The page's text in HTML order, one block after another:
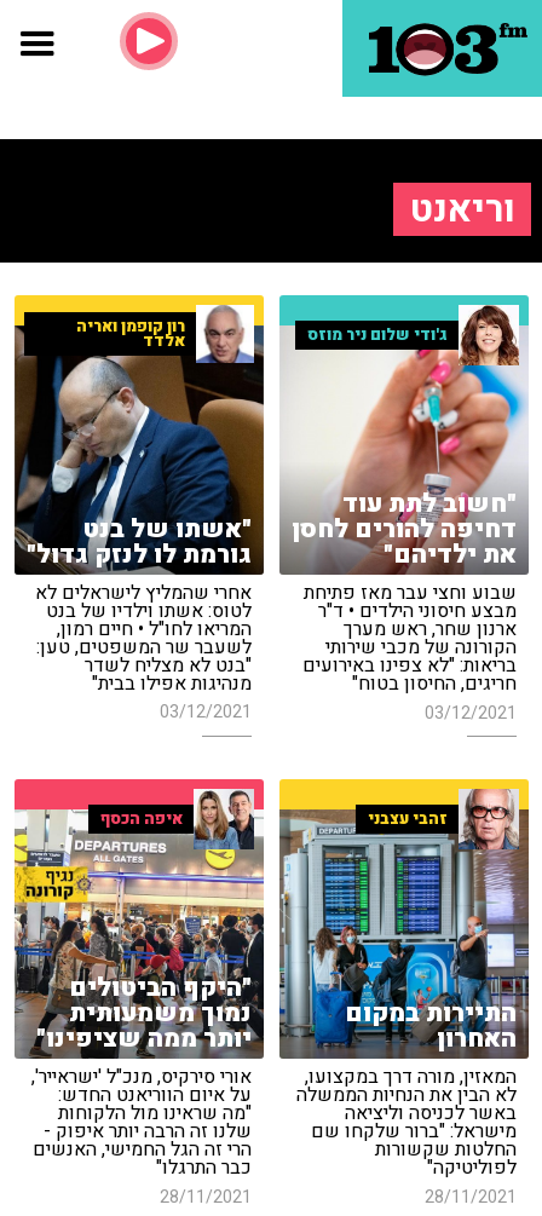
וריאנט
ג'ודי שלום ניר מוזס
"חשוב לתת עוד
דחיפה להורים לחסן
את ילדיהם"
שבוע וחצי עבר מאז פתיחת
מבצע חיסוני הילדים • ד"ר
ארנון שחר, ראש מערך
הקורונה של מכבי שירותי
בריאות: "לא צפינו באירועים
חריגים, החיסון בטוח"
03/12/2021
רון קופמן ואריה
אלדד
"אשתו של בנט
גורמת לו לנזק גדול"
אחרי שהמליץ לישראלים לא
לטוס: אשתו וילדיו של בנט
המריאו לחו"ל • חיים רמון,
לשעבר שר המשפטים, טען:
"בנט לא מצליח לשדר
מנהיגות אפילו בבית"
03/12/2021
איפה הכסף
"היקף הביטולים
נמוך משמעותית
יותר ממה שציפינו"
אורי סירקיס, מנכ"ל 'ישראייר',
על איום הווריאנט החדש:
"מה שראינו מול הלקוחות
שלנו זה הרבה יותר איפוק -
הרי זה הגל החמישי, האנשים
כבר התרגלו"
28/11/2021
זהבי עצבני
התיירות במקום
האחרון
המאזין, מורה דרך במקצועו,
לא הבין את הנחיות הממשלה
באשר לכניסה וליציאה
מישראל: "ברור שלקחו שם
החלטות שקשורות
לפוליטיקה"
28/11/2021